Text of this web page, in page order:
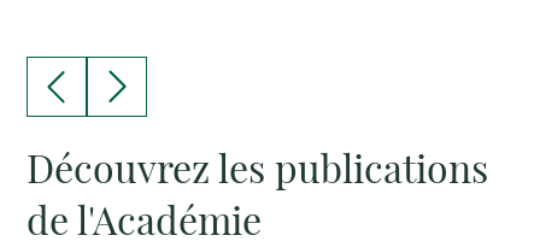
Découvrez les publications
de l'Académie